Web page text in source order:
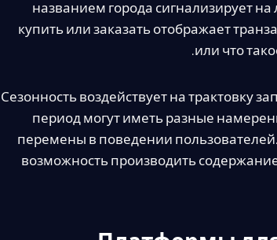
названием города сигнализирует
купить или заказать отображает
или что
Сезонность воздействует на трактовку
период могут иметь разные
перемены в поведении
возможность производить